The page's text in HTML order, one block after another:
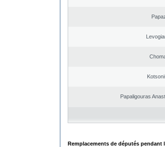
Papaligouras
Remplacements de députés pendant